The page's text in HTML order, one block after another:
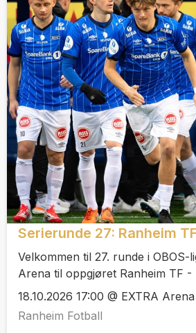
Serierunde 27: Ranheim
Velkommen til 27. runde i OBOS-
Arena til oppgjøret Ranheim TF -
18.10.2026 17:00 @ EXTRA Arena
Ranheim Fotball